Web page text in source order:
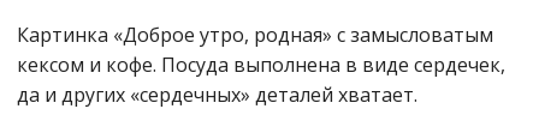
Картинка «Доброе утро, родная» с замысловатым
кексом и кофе. Посуда выполнена в виде сердечек,
да и других «сердечных» деталей хватает.